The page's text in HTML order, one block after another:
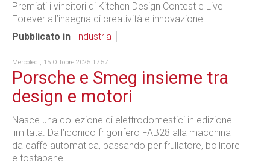
Premiati i vincitori di Kitchen Design Contest e Live
Forever all’insegna di creatività e innovazione.
Pubblicato in
Industria
Mercoledì, 15 Ottobre 2025 17:57
Porsche e Smeg insieme tra
design e motori
Nasce una collezione di elettrodomestici in edizione
limitata. Dall’iconico frigorifero FAB28 alla macchina
da caffè automatica, passando per frullatore, bollitore
e tostapane.